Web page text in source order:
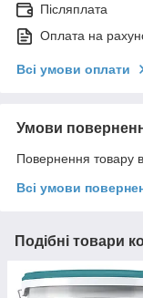
Післяплата
Оплата на
Всі умови оплати
Умови
Повернення товару
Всі умови
Подібні товари